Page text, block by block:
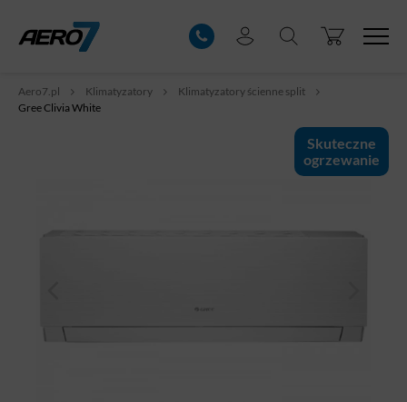
Aero7.pl Klimatyzatory
Klimatyzatory ścienne split
Gree Clivia White
Skuteczne
ogrzewanie